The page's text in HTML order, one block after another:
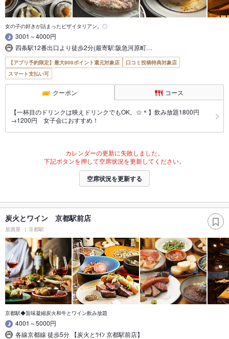
女の子の好きが詰まったピザイタリアン。〇
3001～4000円
四条駅12番出口より徒歩2分(最寄駅:阪急河原町…
【アプリ予約限定】最大800ポイント還元対象店
口コミ投稿特典対象店
スマート支払い可
クーポン コース
【一杯目のドリンクは映えドリンクでもOK。☆＊】飲み放題1800円
→1200円 女子会におすすめ！
カレンダーの更新に失敗しました。
下記ボタンを押して空席状況を更新してください。
空席状況を更新する
炭火とワイン 京都駅前店
居酒屋 京都駅
京都駅◆旨味凝縮炭火和牛とワイン飲み放題
4001～5000円
各線京都線 徒歩5分 【炭火とﾜｲﾝ 京都駅前店】